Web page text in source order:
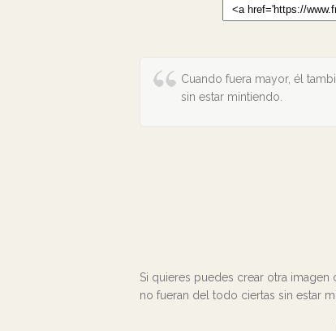
Cuando fuera mayor, él
sin estar mintiendo.
Si quieres puedes crear otra
no fueran del todo ciertas sin estar